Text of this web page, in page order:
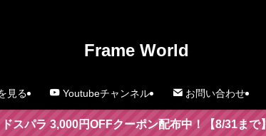
Frame World
見る Youtubeチャンネル お問い合わせ
ドスパラ 3,000円OFFクーポン配布中！【8/31まで】